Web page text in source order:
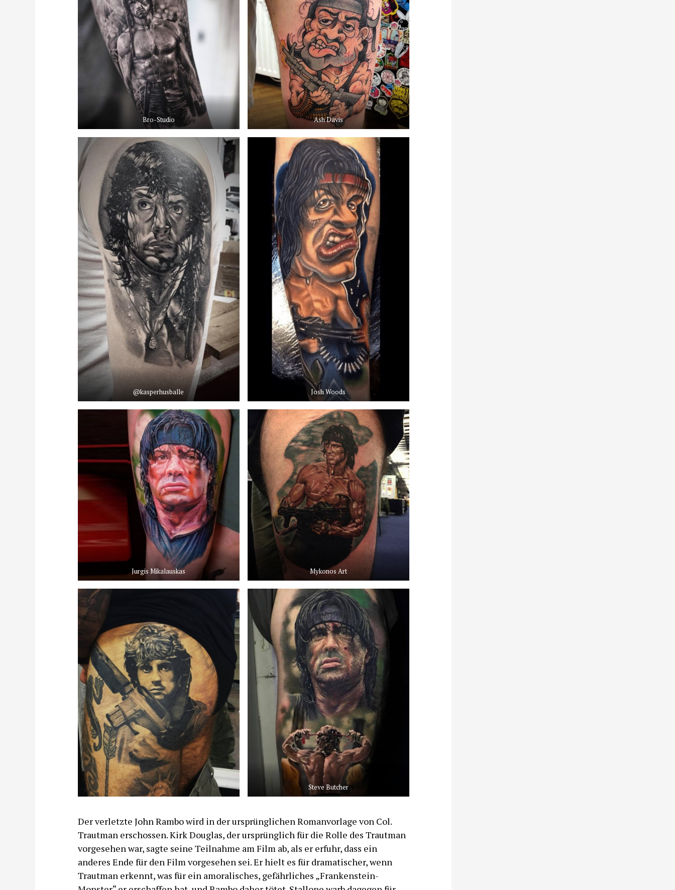
Bro-Studio Ash Davis
@kasperhusballe Josh Woods
Jurgis Mikalauskas Mykonos Art
Steve Butcher
Der verletzte John Rambo wird in der ursprünglichen Romanvorlage von Col.
Trautman erschossen. Kirk Douglas, der ursprünglich für die Rolle des Trautman
vorgesehen war, sagte seine Teilnahme am Film ab, als er erfuhr, dass ein
anderes Ende für den Film vorgesehen sei. Er hielt es für dramatischer, wenn
Trautman erkennt, was für ein amoralisches, gefährliches „Frankenstein-